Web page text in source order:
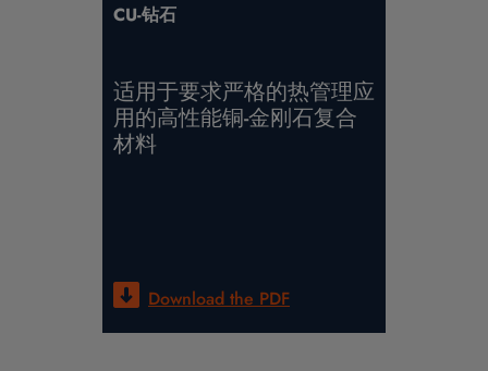
CU-钻石
适用于要求严格的热管理应
用的高性能铜-金刚石复合
材料
Download the PDF